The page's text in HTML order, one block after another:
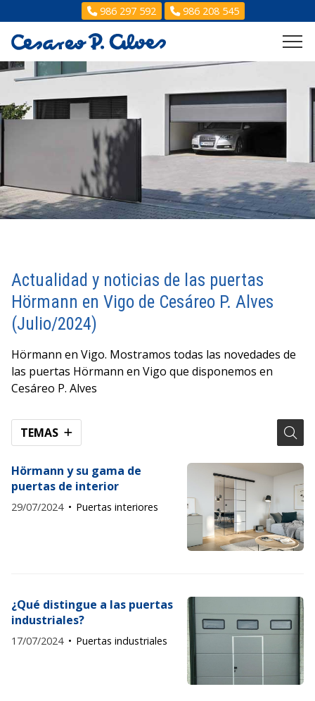
986 297 592 986 208 545
Actualidad y noticias de las puertas
Hörmann en Vigo de Cesáreo P. Alves
(Julio/2024)
Hörmann en Vigo. Mostramos todas las novedades de
las puertas Hörmann en Vigo que disponemos en
Cesáreo P. Alves
TEMAS
Hörmann y su gama de
puertas de interior
29/07/2024 Puertas interiores
¿Qué distingue a las puertas
industriales?
17/07/2024 Puertas industriales